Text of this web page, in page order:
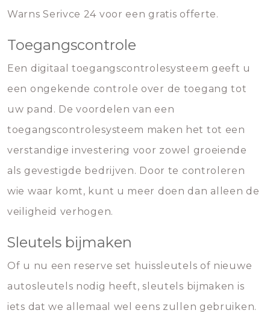
Warns Serivce 24 voor een gratis offerte.
Toegangscontrole
Een digitaal toegangscontrolesysteem geeft u
een ongekende controle over de toegang tot
uw pand. De voordelen van een
toegangscontrolesysteem maken het tot een
verstandige investering voor zowel groeiende
als gevestigde bedrijven. Door te controleren
wie waar komt, kunt u meer doen dan alleen de
veiligheid verhogen.
Sleutels bijmaken
Of u nu een reserve set huissleutels of nieuwe
autosleutels nodig heeft, sleutels bijmaken is
iets dat we allemaal wel eens zullen gebruiken.